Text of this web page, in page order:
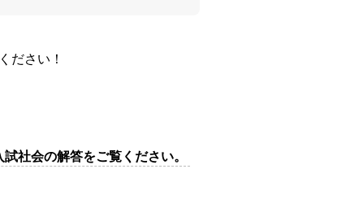
ださい！
社会の解答をご覧ください。